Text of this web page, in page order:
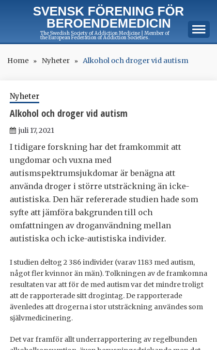
SVENSK FÖRENING FÖR
BEROENDEMEDICIN
The Swedish Society of Addiction Medicine | Member of
the European Federation of Addiction Societies.
Home Nyheter Alkohol och droger vid autism
Nyheter
Alkohol och droger vid autism
juli 17, 2021
I tidigare forskning har det framkommit att
ungdomar och vuxna med
autismspektrumsjukdomar är benägna att
använda droger i större utsträckning än icke-
autistiska. Den här refererade studien hade som
syfte att jämföra bakgrunden till och
omfattningen av droganvändning mellan
autistiska och icke-autistiska individer.
I studien deltog 2 386 individer (varav 1183 med autism,
något fler kvinnor än män). Tolkningen av de framkomna
resultaten var att för de med autism var det mindre troligt
att de rapporterade sitt drogintag. De rapporterade
ävenledes att drogerna i stor utsträckning användes som
självmedicinering.
Det var framför allt underrapportering av regelbunden